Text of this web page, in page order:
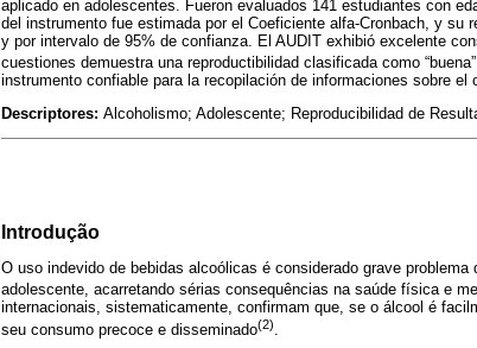
aplicado en adolescentes. Fueron evaluados 141 estudiantes con
del instrumento fue estimada por el Coeficiente alfa-Cronbach, y su
y por intervalo de 95% de confianza. El AUDIT exhibió excelente
cuestiones demuestra una reproductibilidad clasificada como
instrumento confiable para la recopilación de informaciones sobre el
Descriptores: Alcoholismo; Adolescente; Reproducibilidad de
Introdução
O uso indevido de bebidas alcoólicas é considerado grave
adolescente, acarretando sérias consequências na saúde física e
internacionais, sistematicamente, confirmam que, se o álcool é
seu consumo precoce e disseminado(2)